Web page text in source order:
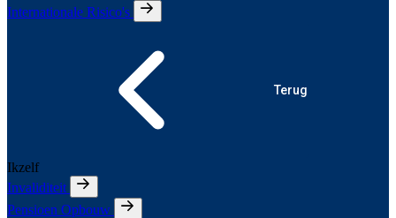
Internationale Risico's
Terug
Ikzelf
Invaliditeit
Pensioen Opbouw